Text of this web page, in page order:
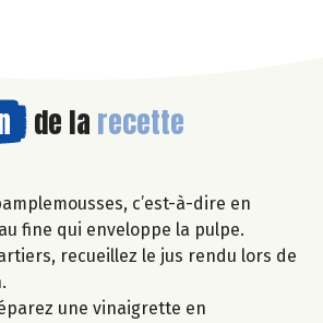
de la recette
c’est-à-dire en
fine qui enveloppe la pulpe.
recueillez le jus rendu lors de
une vinaigrette en